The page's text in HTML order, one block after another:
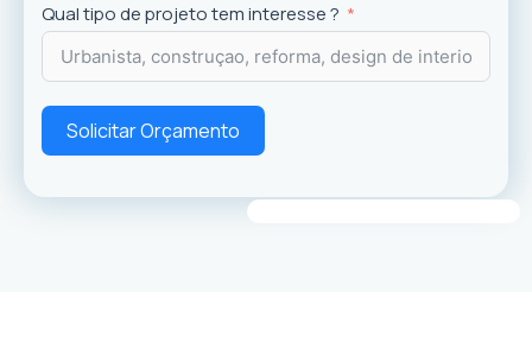
Qual tipo de projeto tem interesse ?
Solicitar Orçamento